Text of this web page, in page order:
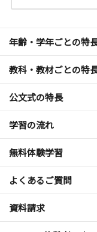
年齢・学年ごとの特
教科・教材ごとの特
公文式の特長
学習の流れ
無料体験学習
よくあるご質問
資料請求